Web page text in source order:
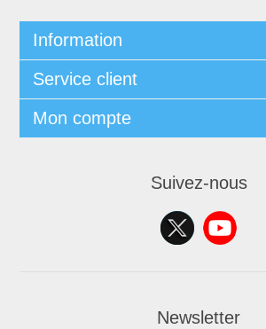
Information
Service client
Mon compte
Suivez-nous
Newsletter